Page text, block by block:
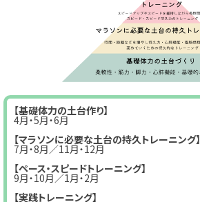
【基礎体力の土台作り】
4月・5月・6月
【マラソンに必要な土台の持久トレーニング】
7月・8月／11月・12月
【ペース・スピードトレーニング】
9月・10月／1月・2月
【実践トレーニング】